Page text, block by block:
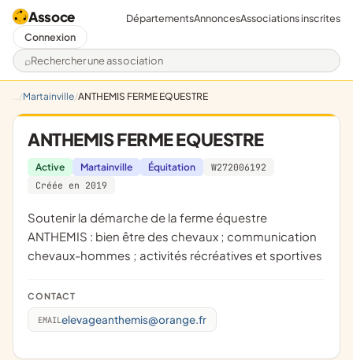
Assoce
Rechercher une association
DépartementsAnnoncesAssociations inscrites
Connexion
Martainville ANTHEMIS FERME EQUESTRE
ANTHEMIS FERME EQUESTRE
Active Martainville Équitation
W272006192
Créée en 2019
soutenir la démarche de la ferme équestre
ANTHEMIS : bien être des chevaux ; communication
chevaux-hommes ; activités récréatives et sportives
CONTACT
EMAIL elevageanthemis@orange.fr